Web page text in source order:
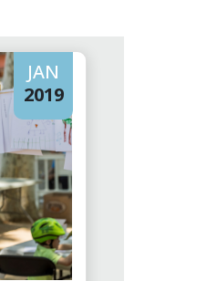
JAN
2019